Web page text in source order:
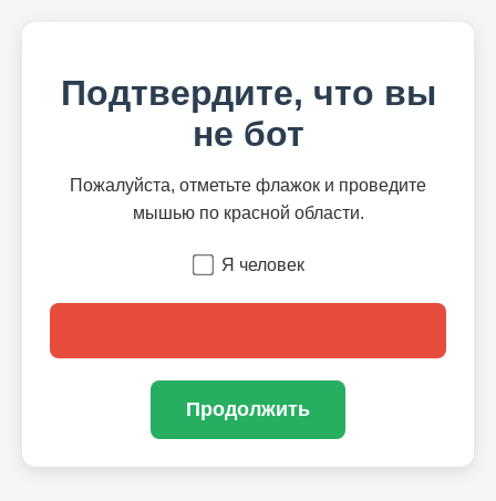
Подтвердите, что вы
не бот
Пожалуйста, отметьте флажок и проведите
мышью по красной области.
Я человек
Продолжить